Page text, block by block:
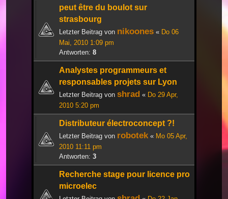
peut être du boulot sur
strasbourg
Letzter Beitrag von nikoones « Do 06
Mai, 2010 1:09 pm
Antworten: 8
Analystes programmeurs et
responsables projets sur Lyon
Letzter Beitrag von shrad « Do 29 Apr,
2010 5:20 pm
Distributeur électroconcept ?!
Letzter Beitrag von robotek« Mo 05 Apr,
2010 11:11 pm
Antworten: 3
Recherche stage pour licence pro
microelec